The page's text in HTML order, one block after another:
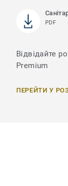
PDF
Відвідайте
Premium
ПЕРЕЙТИ У